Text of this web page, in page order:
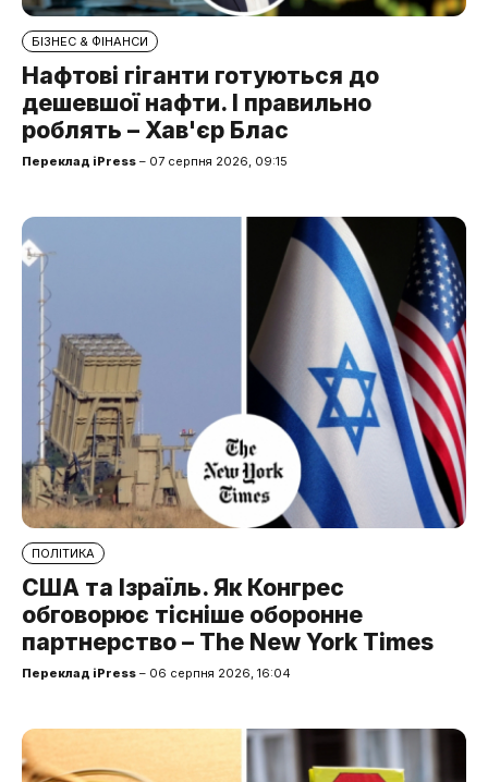
БІЗНЕС & ФІНАНСИ
Нафтові гіганти готуються до
дешевшої нафти. І правильно
роблять – Хав'єр Блас
Переклад iPress – 07 серпня 2026, 09:15
ПОЛІТИКА
США та Ізраїль. Як Конгрес
обговорює тісніше оборонне
партнерство – The New York Times
Переклад iPress – 06 серпня 2026, 16:04